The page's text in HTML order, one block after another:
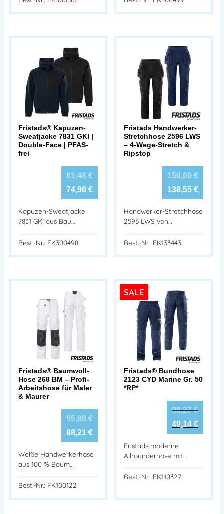
Fristads® Kapuzen-
Sweatjacke 7831 GKI |
Double-Face | PFAS-
frei
81,48€
74,96 €
Kapuzen-Sweatjacke
7831 GKI aus Bau…
Best.-Nr.: FK300498
Fristads Handwerker-
Stretchhose 2596 LWS
– 4-Wege-Stretch &
Ripstop
150,60€
138,55 €
Handwerker-Stretchhose
2596 LWS von…
Best.-Nr.: FK133443
Fristads® Baumwoll-
Hose 268 BM – Profi-
Arbeitshose für Maler
& Maurer
95,88€
88,21 €
Weiße Handwerkerhose
aus 100 % Baum…
Best.-Nr.: FK100122
SALE
Fristads® Bundhose
2123 CYD Marine Gr. 50
*RP*
98,27€
49,14 €
Fristads moderne
Allrounderhose mit…
Best.-Nr.: FK110327